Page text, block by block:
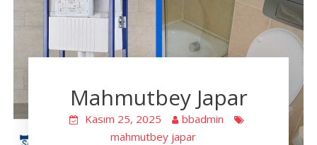
Mahmutbey Japar
Kasım 25, 2025
bbadmin
mahmutbey japar